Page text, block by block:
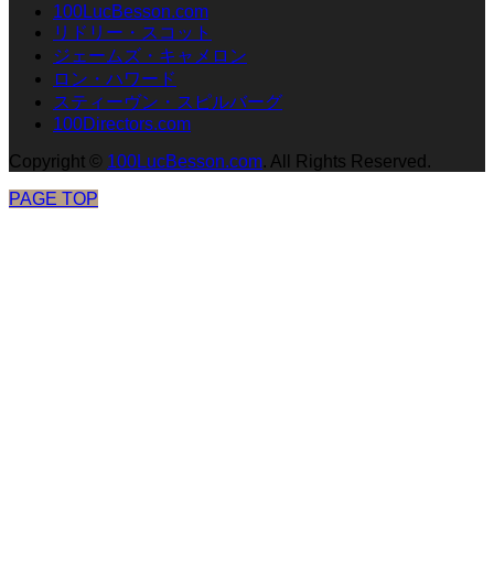
100LucBesson.com
リドリー・スコット
ジェームズ・キャメロン
ロン・ハワード
スティーヴン・スピルバーグ
100Directors.com
Copyright © 100LucBesson.com. All Rights Reserved.
PAGE TOP